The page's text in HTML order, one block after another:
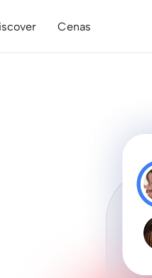
Cenas